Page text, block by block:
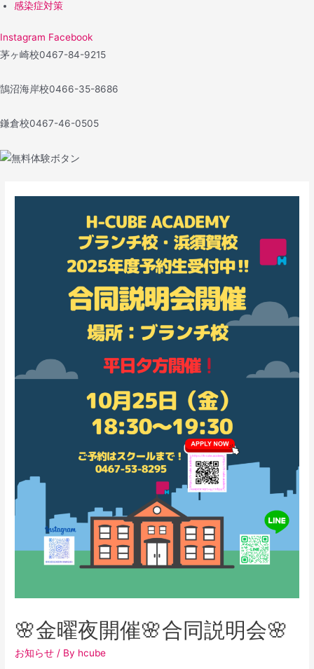
感染症対策
Instagram Facebook
茅ヶ崎校0467-84-9215
鵠沼海岸校0466-35-8686
鎌倉校0467-46-0505
🌸金曜夜開催🌸合同説明会🌸
お知らせ / By hcube